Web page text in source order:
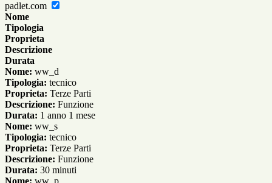
padlet.com
Nome
Tipologia
Proprieta
Descrizione
Durata
Nome: ww_d
Tipologia: tecnico
Proprieta: Terze Parti
Descrizione: Funzione
Durata: 1 anno 1 mese
Nome: ww_s
Tipologia: tecnico
Proprieta: Terze Parti
Descrizione: Funzione
Durata: 30 minuti